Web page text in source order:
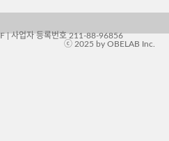
| 사업자 등록번호 211-88-96856
ⓒ 2025 by OBELAB Inc.